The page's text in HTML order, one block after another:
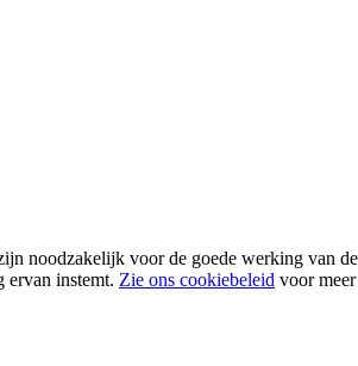
noodzakelijk voor de goede werking van
ervan instemt. Zie ons cookiebeleid voor